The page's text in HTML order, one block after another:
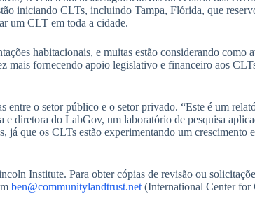
iniciando CLTs, incluindo Tampa, Flórida, que
um CLT em toda a cidade.
habitacionais, e muitas estão considerando como
mais fornecendo apoio legislativo e financeiro aos
o setor público e o setor privado. “Este é um
diretora do LabGov, um laboratório de pesquisa
que os CLTs estão experimentando um crescimento
Institute. Para obter cópias de revisão ou
ben@communitylandtrust.net (International Center